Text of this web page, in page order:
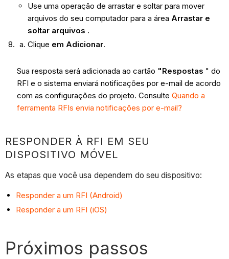
Use uma operação de arrastar e soltar para mover
arquivos do seu computador para a área Arrastar e
soltar arquivos .
Clique em Adicionar.
Sua resposta será adicionada ao cartão "Respostas " do
RFI e o sistema enviará notificações por e-mail de acordo
com as configurações do projeto. Consulte Quando a
ferramenta RFIs envia notificações por e-mail?
RESPONDER À RFI EM SEU
DISPOSITIVO MÓVEL
As etapas que você usa dependem do seu dispositivo:
Responder a um RFI (Android)
Responder a um RFI (iOS)
Próximos passos